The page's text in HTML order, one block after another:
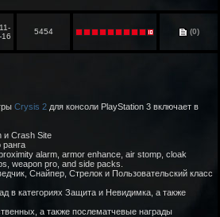
16
5454 (0)
Crysis 2 для консоли PlayStation 3 включает в
и Crash Site
ранга
alarm, armor enhance, air stomp, cloak
weapon pro, and side packs.
Снайпер, Стрелок и Пользовательский класс
в категориях Защита и Невидимка, а также
а также послематчевые награды